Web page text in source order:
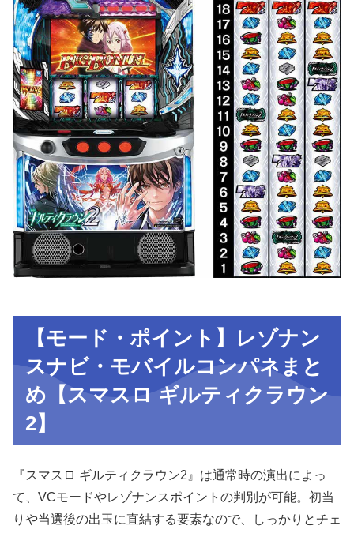
【モード・ポイント】レゾナン
スナビ・モバイルコンパネまと
め【スマスロ ギルティクラウン
2】
『スマスロ ギルティクラウン2』は通常時の演出によっ
て、VCモードやレゾナンスポイントの判別が可能。初当
りや当選後の出玉に直結する要素なので、しっかりとチェ